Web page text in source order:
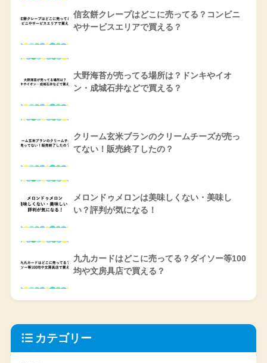
信玄餅クレープはどこに売ってる？コンビニ
やサービスエリアで買える？
大野海苔が売ってる場所は？ドンキやイオ
ン・成城石井などで買える？
クリーム玄米ブランのクリームチーズが売っ
てない！販売終了したの？
メロンドゥメロンは美味しくない・美味し
い？評判が気になる！
九九カードはどこに売ってる？ダイソー等100
均や文房具店で買える？
カテゴリー